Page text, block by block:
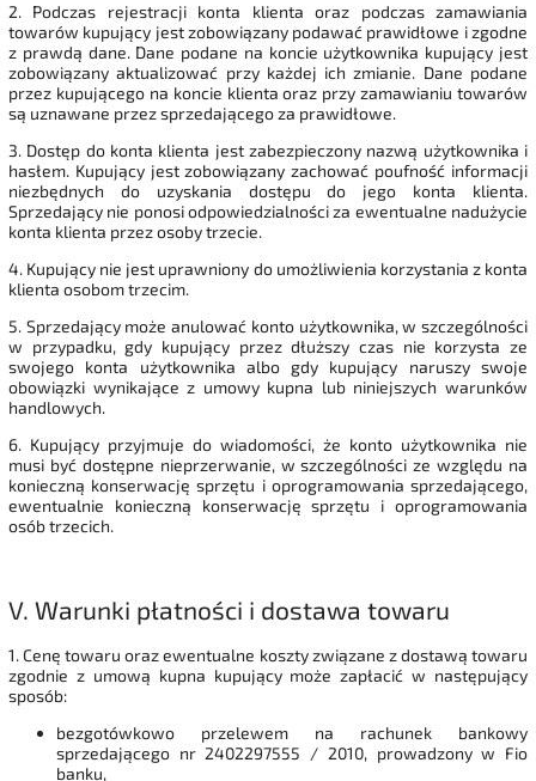
2. Podczas rejestracji konta klienta oraz podczas zamawiania
towarów kupujący jest zobowiązany podawać prawidłowe i zgodne
z prawdą dane. Dane podane na koncie użytkownika kupujący jest
zobowiązany aktualizować przy każdej ich zmianie. Dane podane
przez kupującego na koncie klienta oraz przy zamawianiu towarów
są uznawane przez sprzedającego za prawidłowe.
3. Dostęp do konta klienta jest zabezpieczony nazwą użytkownika i
hasłem. Kupujący jest zobowiązany zachować poufność informacji
niezbędnych do uzyskania dostępu do jego konta klienta.
Sprzedający nie ponosi odpowiedzialności za ewentualne nadużycie
konta klienta przez osoby trzecie.
4. Kupujący nie jest uprawniony do umożliwienia korzystania z konta
klienta osobom trzecim.
5. Sprzedający może anulować konto użytkownika, w szczególności
w przypadku, gdy kupujący przez dłuższy czas nie korzysta ze
swojego konta użytkownika albo gdy kupujący naruszy swoje
obowiązki wynikające z umowy kupna lub niniejszych warunków
handlowych.
6. Kupujący przyjmuje do wiadomości, że konto użytkownika nie
musi być dostępne nieprzerwanie, w szczególności ze względu na
konieczną konserwację sprzętu i oprogramowania sprzedającego,
ewentualnie konieczną konserwację sprzętu i oprogramowania
osób trzecich.
V. Warunki płatności i dostawa towaru
1. Cenę towaru oraz ewentualne koszty związane z dostawą towaru
zgodnie z umową kupna kupujący może zapłacić w następujący
sposób:
bezgotówkowo przelewem na rachunek bankowy
sprzedającego nr 2402297555 / 2010, prowadzony w Fio
banku,